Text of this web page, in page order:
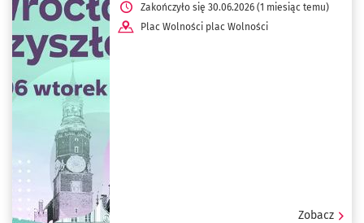
Zakończyło się 30.06.2026 (1 miesiąc temu)
Plac Wolności plac Wolności
Zobacz